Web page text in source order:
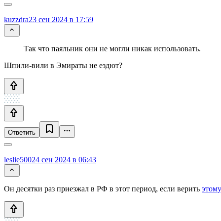
kuzzdra23 сен 2024 в 17:59
Так что паяльник они не могли никак использовать.
Шпили-вили в Эмираты не ездют?
Ответить
leslie50024 сен 2024 в 06:43
Он десятки раз приезжал в РФ в этот период, если верить этому